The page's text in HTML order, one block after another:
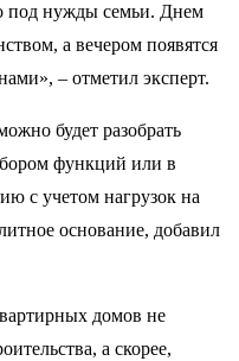
под нужды семьи. Днем
а вечером появятся
– отметил эксперт.
будет разобрать
функций или в
с учетом нагрузок на
основание, добавил
домов не
а скорее,